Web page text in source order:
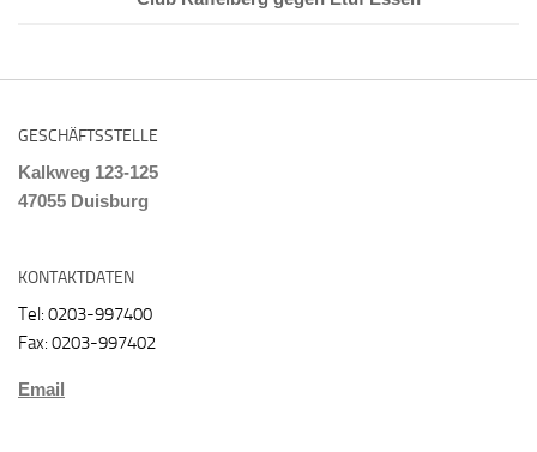
GESCHÄFTSSTELLE
Kalkweg 123-125
47055 Duisburg
KONTAKTDATEN
Tel: 0203-997400
Fax: 0203-997402
Email